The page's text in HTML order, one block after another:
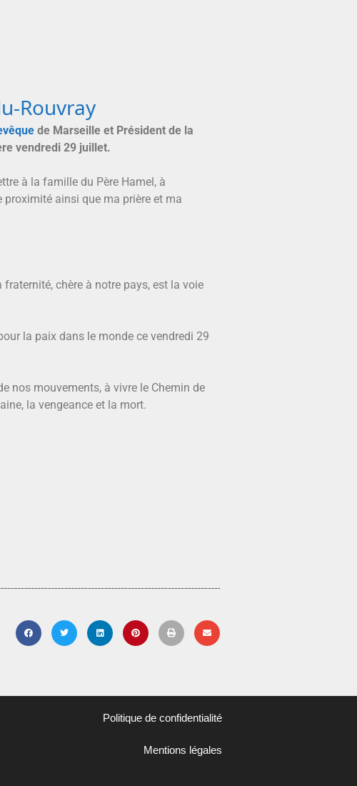
Rouvray
de Marseille et Président de la
vendredi 29 juillet.
à la famille du Père Hamel, à
proximité ainsi que ma prière et ma
chère à notre pays, est la voie
la paix dans le monde ce vendredi 29
nos mouvements, à vivre le Chemin de
la vengeance et la mort.
Politique de confidentialité
Mentions légales